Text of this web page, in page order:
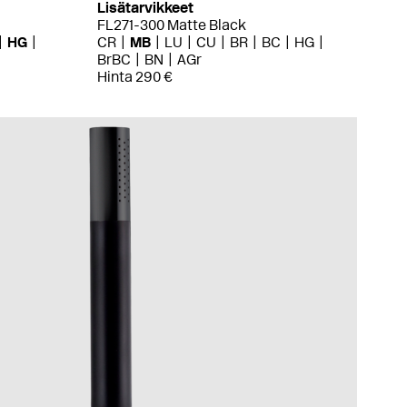
HG
Lisätarvikkeet
FL271-300 Matte Black
CR
MB LU CU BR BC
HG
BrBC
BN
AGr
Hinta 290 €